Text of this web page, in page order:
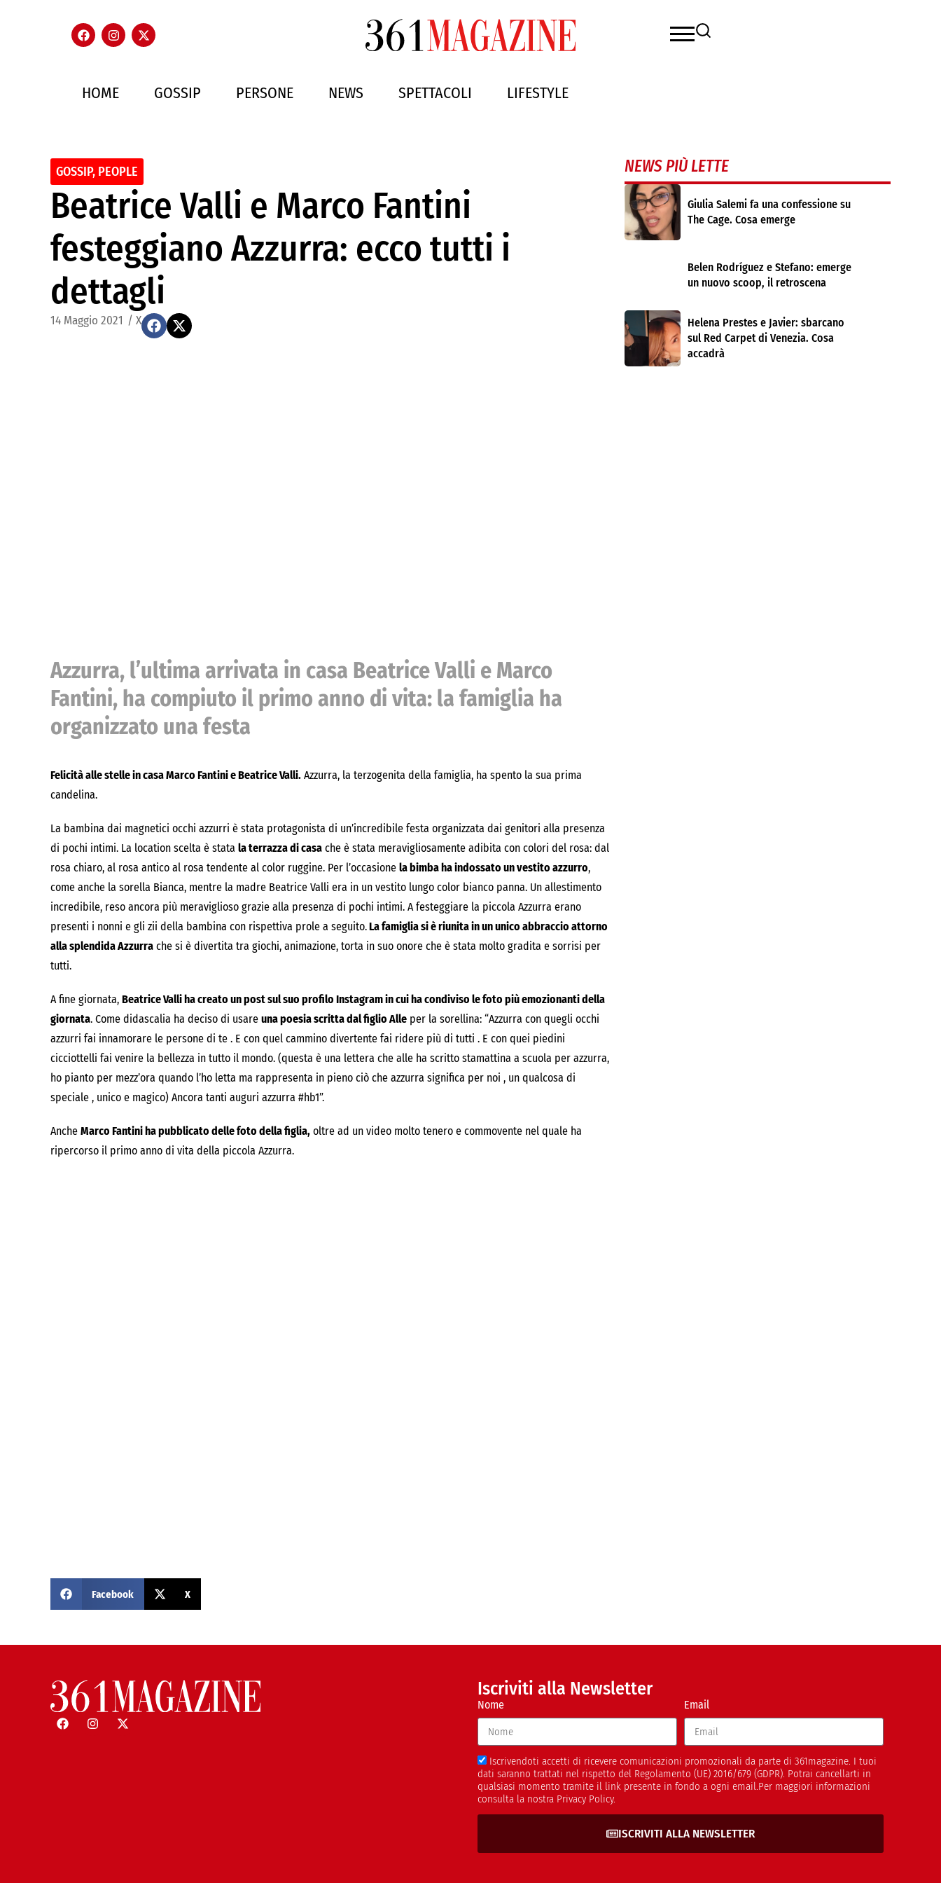
HOME GOSSIP PERSONE NEWS SPETTACOLI LIFESTYLE
GOSSIP, PEOPLE
Beatrice Valli e Marco Fantini
festeggiano Azzurra: ecco tutti i
dettagli
14 Maggio 2021 / X
Azzurra, l’ultima arrivata in casa Beatrice Valli e Marco
Fantini, ha compiuto il primo anno di vita: la famiglia ha
organizzato una festa
Felicità alle stelle in casa Marco Fantini e Beatrice Valli. Azzurra, la terzogenita della famiglia, ha spento la sua prima
candelina.
La bambina dai magnetici occhi azzurri è stata protagonista di un’incredibile festa organizzata dai genitori alla presenza
di pochi intimi. La location scelta è stata la terrazza di casa che è stata meravigliosamente adibita con colori del rosa: dal
rosa chiaro, al rosa antico al rosa tendente al color ruggine. Per l’occasione la bimba ha indossato un vestito azzurro,
come anche la sorella Bianca, mentre la madre Beatrice Valli era in un vestito lungo color bianco panna. Un allestimento
incredibile, reso ancora più meraviglioso grazie alla presenza di pochi intimi. A festeggiare la piccola Azzurra erano
presenti i nonni e gli zii della bambina con rispettiva prole a seguito.La famiglia si è riunita in un unico abbraccio attorno
alla splendida Azzurra che si è divertita tra giochi, animazione, torta in suo onore che è stata molto gradita e sorrisi per
tutti.
A fine giornata, Beatrice Valli ha creato un post sul suo profilo Instagram in cui ha condiviso le foto più emozionanti della
giornata. Come didascalia ha deciso di usare una poesia scritta dal figlio Alle per la sorellina: “Azzurra con quegli occhi
azzurri fai innamorare le persone di te . E con quel cammino divertente fai ridere più di tutti . E con quei piedini
cicciottelli fai venire la bellezza in tutto il mondo. (questa è una lettera che alle ha scritto stamattina a scuola per azzurra,
ho pianto per mezz’ora quando l’ho letta ma rappresenta in pieno ciò che azzurra significa per noi , un qualcosa di
speciale , unico e magico) Ancora tanti auguri azzurra #hb1”.
Anche Marco Fantini ha pubblicato delle foto della figlia, oltre ad un video molto tenero e commovente nel quale ha
ripercorso il primo anno di vita della piccola Azzurra.
Facebook X
NEWS PIÙ LETTE
Giulia Salemi fa una confessione su
The Cage. Cosa emerge
Belen Rodríguez e Stefano: emerge
un nuovo scoop, il retroscena
Helena Prestes e Javier: sbarcano
sul Red Carpet di Venezia. Cosa
accadrà
Iscriviti alla Newsletter
Nome Email
Iscrivendoti accetti di ricevere comunicazioni promozionali da parte di 361magazine. I tuoi
dati saranno trattati nel rispetto del Regolamento (UE) 2016/679 (GDPR). Potrai cancellarti in
qualsiasi momento tramite il link presente in fondo a ogni email.Per maggiori informazioni
consulta la nostra Privacy Policy.
ISCRIVITI ALLA NEWSLETTER